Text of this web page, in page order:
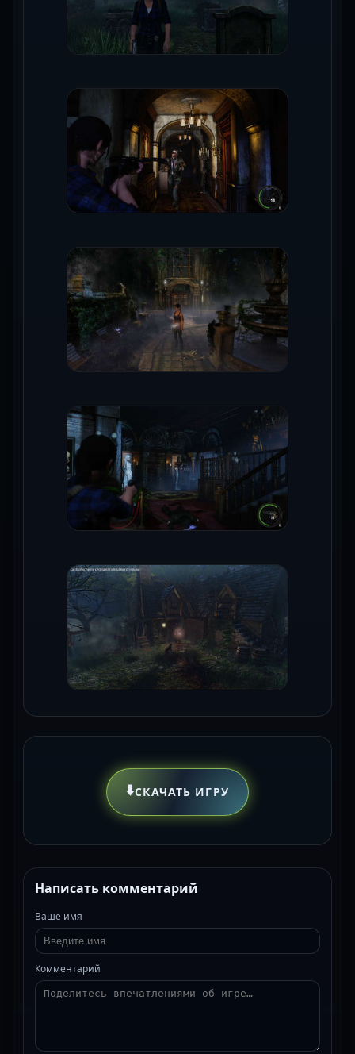
⬇️СКАЧАТЬ ИГРУ
Написать комментарий
Ваше имя
Комментарий